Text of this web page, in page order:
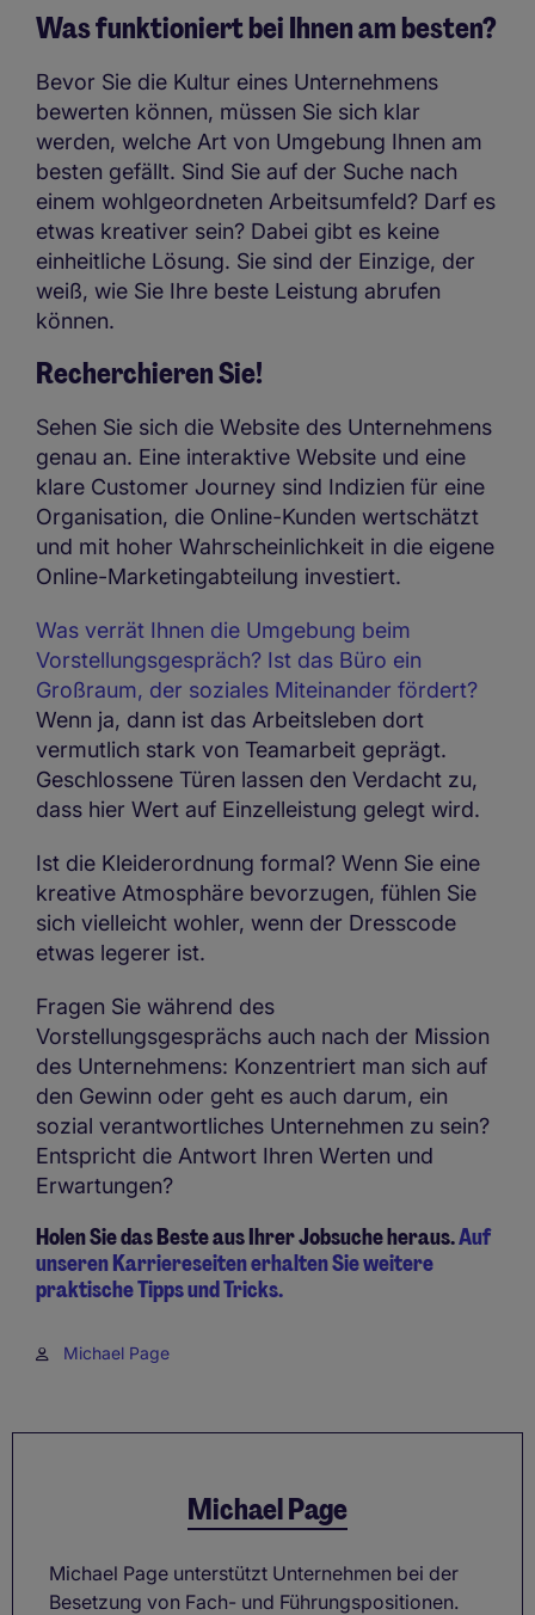
Was funktioniert bei Ihnen am besten?
Bevor Sie die Kultur eines Unternehmens
bewerten können, müssen Sie sich klar
werden, welche Art von Umgebung Ihnen am
besten gefällt. Sind Sie auf der Suche nach
einem wohlgeordneten Arbeitsumfeld? Darf es
etwas kreativer sein? Dabei gibt es keine
einheitliche Lösung. Sie sind der Einzige, der
weiß, wie Sie Ihre beste Leistung abrufen
können.
Recherchieren Sie!
Sehen Sie sich die Website des Unternehmens
genau an. Eine interaktive Website und eine
klare Customer Journey sind Indizien für eine
Organisation, die Online-Kunden wertschätzt
und mit hoher Wahrscheinlichkeit in die eigene
Online-Marketingabteilung investiert.
Was verrät Ihnen die Umgebung beim
Vorstellungsgespräch? Ist das Büro ein
Großraum, der soziales Miteinander fördert?
Wenn ja, dann ist das Arbeitsleben dort
vermutlich stark von Teamarbeit geprägt.
Geschlossene Türen lassen den Verdacht zu,
dass hier Wert auf Einzelleistung gelegt wird.
Ist die Kleiderordnung formal? Wenn Sie eine
kreative Atmosphäre bevorzugen, fühlen Sie
sich vielleicht wohler, wenn der Dresscode
etwas legerer ist.
Fragen Sie während des
Vorstellungsgesprächs auch nach der Mission
des Unternehmens: Konzentriert man sich auf
den Gewinn oder geht es auch darum, ein
sozial verantwortliches Unternehmen zu sein?
Entspricht die Antwort Ihren Werten und
Erwartungen?
Holen Sie das Beste aus Ihrer Jobsuche heraus.Auf
unseren Karriereseiten erhalten Sie weitere
praktische Tipps und Tricks.
Michael Page
Michael Page
Michael Page unterstützt Unternehmen bei der
Besetzung von Fach- und Führungspositionen.